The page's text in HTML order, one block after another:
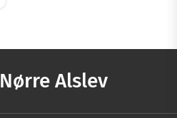
Nørre Alslev